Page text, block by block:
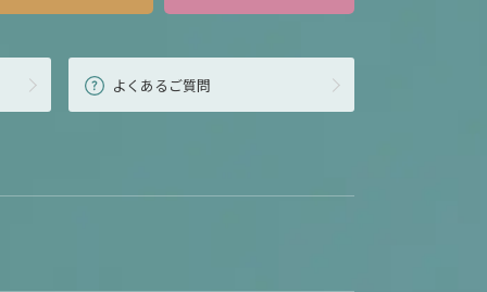
よくあるご質問